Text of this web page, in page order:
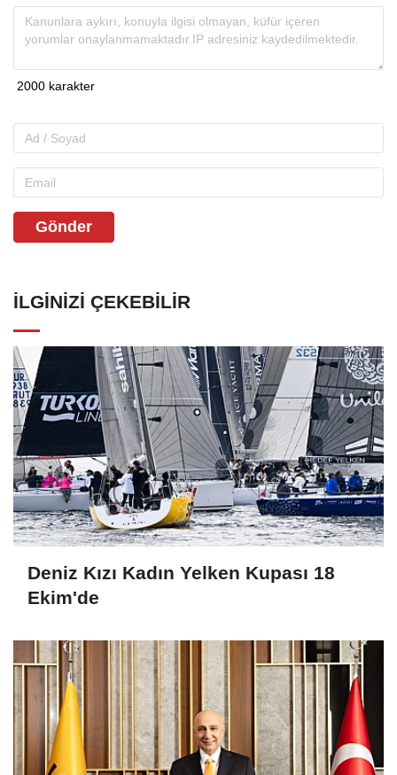
Gönder
İLGINIZI ÇEKEBILIR
Deniz Kızı Kadın Yelken Kupası 18
Ekim'de